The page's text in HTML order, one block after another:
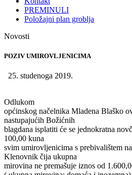
PREMINULI
Položajni plan groblja
Novosti
POZIV UMIROVLJENICIMA
25. studenoga 2019.
Odlukom
općinskog načelnika Mladena Blaško
nastupajućih Božićnih
blagdana isplatiti će se jednokratna
100,00 kuna
svim umirovljenicima s prebivalištem
Klenovnik čija ukupna
mirovina ne premašuje iznos od